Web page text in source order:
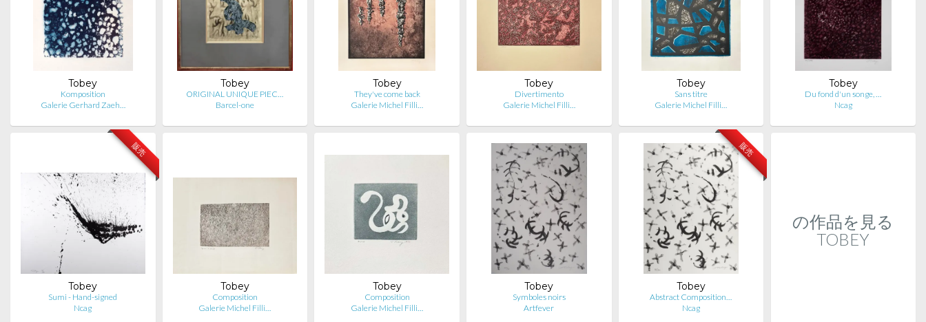
Tobey
Komposition
Galerie Gerhard Zaeh…
Tobey
ORIGINAL UNIQUE PIEC…
Barcel-one
Tobey
They've come back
Galerie Michel Filli…
Tobey
Divertimento
Galerie Michel Filli…
Tobey
Sans titre
Galerie Michel Filli…
Tobey
Du fond d'un songe, …
Ncag
販売
Tobey
Sumi - Hand-signed
Ncag
Tobey
Composition
Galerie Michel Filli…
Tobey
Composition
Galerie Michel Filli…
Tobey
Symboles noirs
Artfever
販売
Tobey
Abstract Composition…
Ncag
の作品を見る
TOBEY